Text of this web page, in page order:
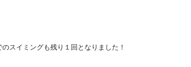
スイミングも残り１回となりました！